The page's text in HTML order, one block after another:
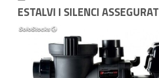
ESTALVI I SILENCI ASSEGURAT